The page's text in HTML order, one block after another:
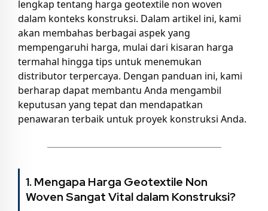
lengkap tentang harga geotextile non woven
dalam konteks konstruksi. Dalam artikel ini, kami
akan membahas berbagai aspek yang
mempengaruhi harga, mulai dari kisaran harga
termahal hingga tips untuk menemukan
distributor terpercaya. Dengan panduan ini, kami
berharap dapat membantu Anda mengambil
keputusan yang tepat dan mendapatkan
penawaran terbaik untuk proyek konstruksi Anda.
1. Mengapa Harga Geotextile Non
WovenSangat Vital dalam Konstruksi?